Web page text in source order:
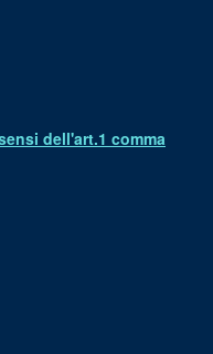
dell'art.1 comma